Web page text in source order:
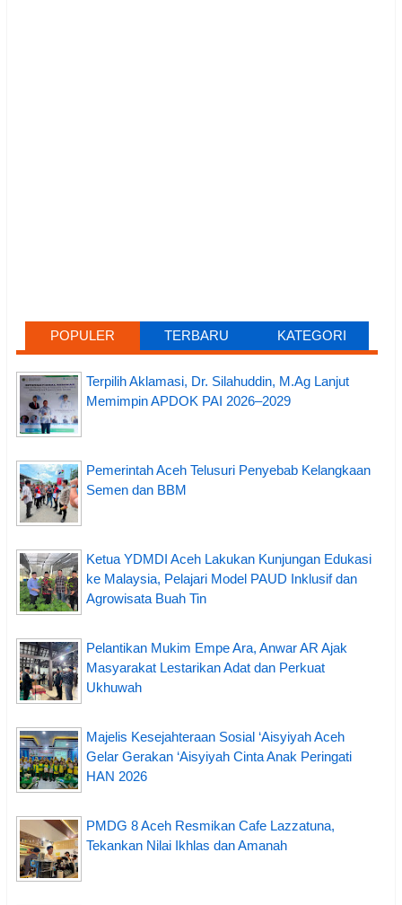
POPULER TERBARU KATEGORI
Terpilih Aklamasi, Dr. Silahuddin, M.Ag Lanjut
Memimpin APDOK PAI 2026–2029
Pemerintah Aceh Telusuri Penyebab Kelangkaan
Semen dan BBM
Ketua YDMDI Aceh Lakukan Kunjungan Edukasi
ke Malaysia, Pelajari Model PAUD Inklusif dan
Agrowisata Buah Tin
Pelantikan Mukim Empe Ara, Anwar AR Ajak
Masyarakat Lestarikan Adat dan Perkuat
Ukhuwah
Majelis Kesejahteraan Sosial ‘Aisyiyah Aceh
Gelar Gerakan ‘Aisyiyah Cinta Anak Peringati
HAN 2026
PMDG 8 Aceh Resmikan Cafe Lazzatuna,
Tekankan Nilai Ikhlas dan Amanah